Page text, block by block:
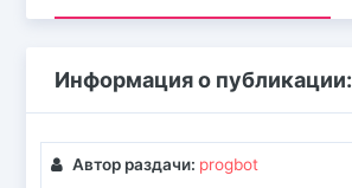
Информация о публикации:
Автор раздачи: progbot